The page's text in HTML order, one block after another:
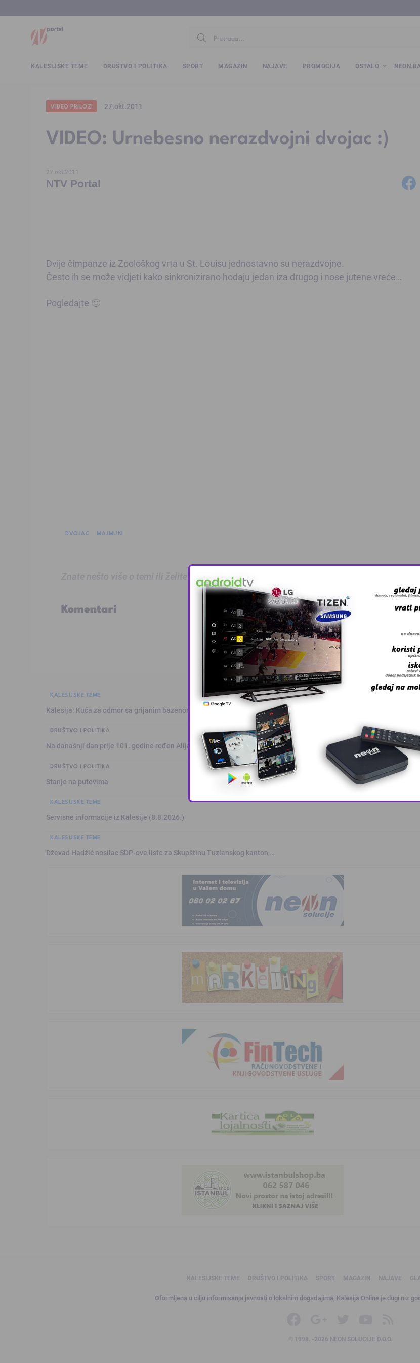
KALESIJSKE TEME DRUŠTVO I POLITIKA SPORT MAGAZIN NAJAVE PROMOCIJA OSTALO NEON.BA
VIDEO PRILOZI 27.okt.2011
VIDEO: Urnebesno nerazdvojni dvojac :)
27.okt.2011
NTV Portal
Dvije čimpanze iz Zoološkog vrta u St. Louisu jednostavno su nerazdvojne.
Često ih se može vidjeti kako sinkronizirano hodaju jedan iza drugog i nose jutene vreće…
Pogledajte 🙂
DVOJAC MAJMUN
Znate nešto više o temi ili želite prijaviti grešku u tekstu?
Komentari
KALESIJSKE TEME
Kalesija: Kuća za odmor sa grijanim bazenom
DRUŠTVO I POLITIKA
Na današnji dan prije 101. godine rođen Alija Izetbegović, lider ko …
DRUŠTVO I POLITIKA
Stanje na putevima
KALESIJSKE TEME
Servisne informacije iz Kalesije (8.8.2026.)
KALESIJSKE TEME
Dževad Hadžić nosilac SDP-ove liste za Skupštinu Tuzlanskog kanton …
KALESIJSKE TEME DRUŠTVO I POLITIKA SPORT MAGAZIN NAJAVE
Oformljena u cilju informisanja javnosti o lokalnim događajima, Kalesija Online je dugi niz
© 1998. -2026 NEON SOLUCIJE D.O.O.